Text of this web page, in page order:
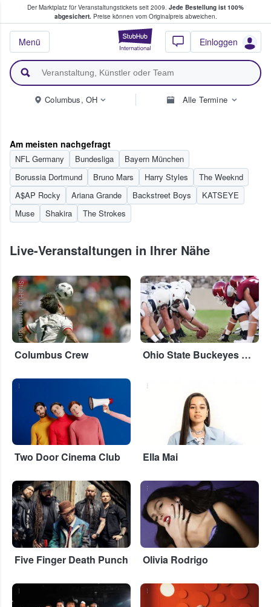
Der Marktplatz für Veranstaltungstickets seit 2009. Jede Bestellung ist 100%
abgesichert.Preise können vom Originalpreis abweichen.
StubHub - Wo
Einloggen
Menü
Tickets kaufen & verkaufen
Columbus, OH Alle Termine
Am meisten nachgefragt
NFL Germany Bundesliga
Bayern München
Borussia Dortmund
Bruno Mars Harry Styles
The Weeknd
A$AP Rocky
Ariana Grande Backstreet Boys
KATSEYE
Muse
Shakira The Strokes
Live-Veranstaltungen in Ihrer Nähe
StubHub International
Columbus Crew
Adobe Stock
Ohio State Buckeyes Football
...
Two Door Cinema Club
...
Ella Mai
...
Five Finger Death Punch
...
Olivia Rodrigo
... ...